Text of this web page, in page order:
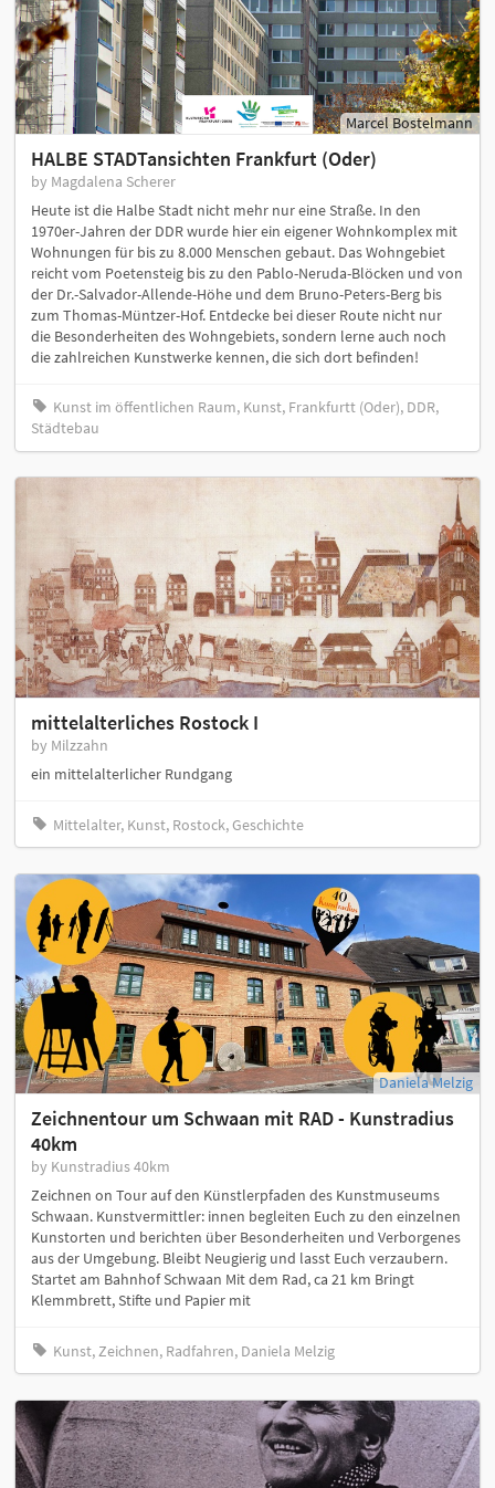
Marcel Bostelmann
HALBE STADTansichten Frankfurt (Oder)
by Magdalena Scherer
Heute ist die Halbe Stadt nicht mehr nur eine Straße. In den
1970er-Jahren der DDR wurde hier ein eigener Wohnkomplex mit
Wohnungen für bis zu 8.000 Menschen gebaut. Das Wohngebiet
reicht vom Poetensteig bis zu den Pablo-Neruda-Blöcken und von
der Dr.-Salvador-Allende-Höhe und dem Bruno-Peters-Berg bis
zum Thomas-Müntzer-Hof. Entdecke bei dieser Route nicht nur
die Besonderheiten des Wohngebiets, sondern lerne auch noch
die zahlreichen Kunstwerke kennen, die sich dort befinden!
Kunst im öffentlichen Raum, Kunst, Frankfurtt (Oder), DDR,
Städtebau
mittelalterliches Rostock I
by Milzzahn
ein mittelalterlicher Rundgang
Mittelalter, Kunst, Rostock, Geschichte
Daniela Melzig
Zeichnentour um Schwaan mit RAD - Kunstradius
40km
by Kunstradius 40km
Zeichnen on Tour auf den Künstlerpfaden des Kunstmuseums
Schwaan. Kunstvermittler: innen begleiten Euch zu den einzelnen
Kunstorten und berichten über Besonderheiten und Verborgenes
aus der Umgebung. Bleibt Neugierig und lasst Euch verzaubern.
Startet am Bahnhof Schwaan Mit dem Rad, ca 21 km Bringt
Klemmbrett, Stifte und Papier mit
Kunst, Zeichnen, Radfahren, Daniela Melzig